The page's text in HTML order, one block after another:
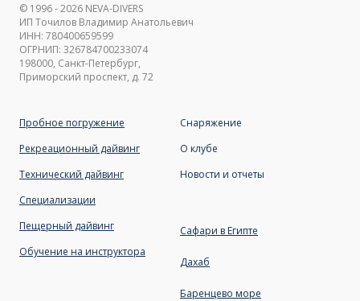
© 1996 - 2026 NEVA-DIVERS
ИП Точилов Владимир Анатольевич
ИНН: 780400659599
ОГРНИП: 326784700233074
198000, Санкт-Петербург,
Приморский проспект, д. 72
Пробное погружение
Рекреационный дайвинг
Технический дайвинг
Специализации
Пещерный дайвинг
Обучение на инструктора
Снаряжение
О клубе
Новости и отчеты
Сафари в Египте
Дахаб
Баренцево море